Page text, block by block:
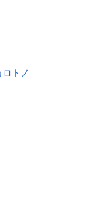
ロトノ